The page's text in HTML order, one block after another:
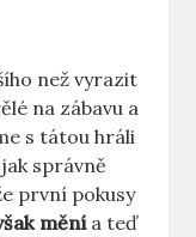
než vyrazit
‌na ‌zábavu a​
s​ tátou hráli
správně
‌první ‌pokusy⁣
mění⁣a teď ​